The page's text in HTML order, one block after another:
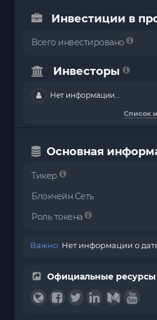
Инвестиции в
Всего инвестировано
Инвесторы
Нет информации...
Список
Основная
Тикер
Блокчейн Сеть
Роль токена
Важно: Нет информации о
Официальные ресурсы